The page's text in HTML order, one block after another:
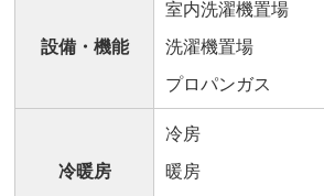
設備・機能
室内洗濯機置場
洗濯機置場
プロパンガス
冷暖房
冷房
暖房